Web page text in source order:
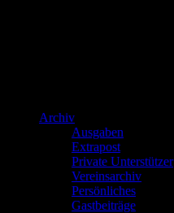
Archiv
Ausgaben
Extrapost
Private Unterstützer
Vereinsarchiv
Persönliches
Gastbeiträge